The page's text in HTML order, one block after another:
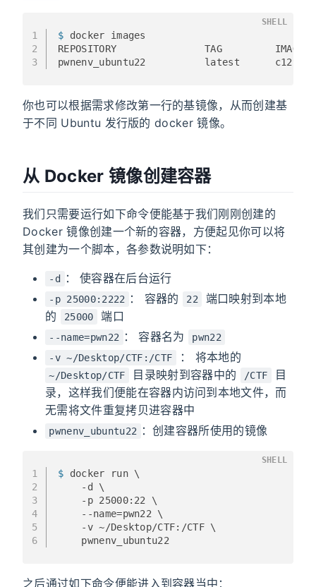
1
2
3
$ docker images
REPOSITORY
pwnenv_ubuntu22          latest
SHELL
你也可以根据需求修改第一行的基镜像，从而创建基
于不同 Ubuntu 发行版的 docker 镜像。
从 Docker 镜像创建容器
我们只需要运行如下命令便能基于我们刚刚创建的
Docker 镜像创建一个新的容器，方便起见你可以将
其创建为一个脚本，各参数说明如下：
-d ： 使容器在后台运行
-p 25000:2222 ： 容器的 22
端口映射到本地
的
25000 端口
--name=pwn22 ： 容器名为
pwn22
-v ~/Desktop/CTF:/CTF
： 将本地的
~/Desktop/CTF 目录映射到容器中的 /CTF
目
录，这样我们便能在容器内访问到本地文件，而
无需将文件重复拷贝进容器中
pwnenv_ubuntu22 ：创建容器所使用的镜像
1
2
3
4
5
6
$ docker run \
    -d \
    -p 25000:22 \
    --name=pwn22 \
    -v ~/Desktop/CTF:/CTF \
    pwnenv_ubuntu22
SHELL
之后通过如下命令便能进入到容器当中：